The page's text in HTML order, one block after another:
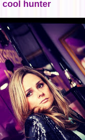
cool hunter